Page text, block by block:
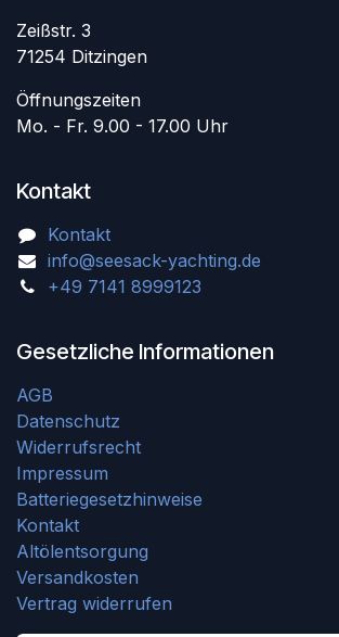
Zeißstr. 3
71254 Ditzingen
Öffnungszeiten
Mo. - Fr. 9.00 - 17.00 Uhr
Kontakt
Kontakt
info@seesack-yachting.de
+49 7141 8999123
Gesetzliche Informationen
AGB
Datenschutz
Widerrufsrecht
Impressum
Batteriegesetzhinweise
Kontakt
Altölentsorgung
Versandkosten
Vertrag widerrufen